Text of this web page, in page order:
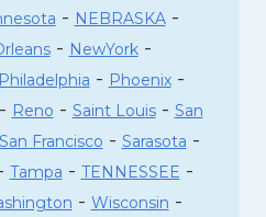
- NEBRASKA-
- NewYork-
Philadelphia - Phoenix-
- Reno - Saint Louis- San
San Francisco - Sarasota -
Tampa - TENNESSEE -
- Wisconsin -